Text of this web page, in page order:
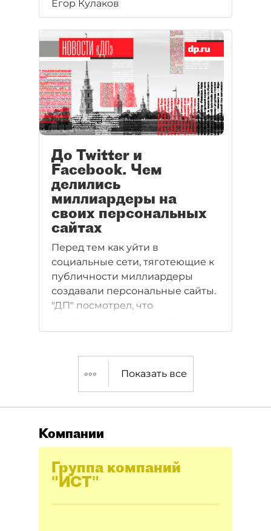
Егор Кулаков
До Twitter и
Facebook. Чем
делились
миллиардеры на
своих персональных
сайтах
Перед тем как уйти в
социальные сети, тяготеющие к
публичности миллиардеры
создавали персональные сайты.
"ДП" посмотрел, что
на таких ресурсах, и узнал, кто до
Показать все
Компании
Группа компаний
"ИСТ"